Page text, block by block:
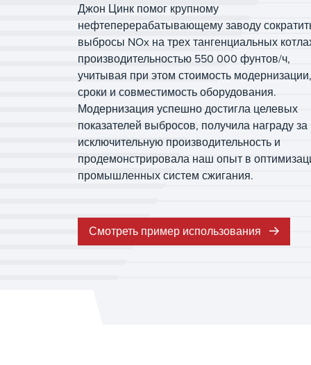
Джон Цинк помог крупному
нефтеперерабатывающему заводу
выбросы NOx на трех тангенциальных
производительностью 550 000 фунтов/ч,
учитывая при этом стоимость модернизации,
сроки и совместимость оборудования.
Модернизация успешно достигла целевых
показателей выбросов, получила награду за
исключительную производительность и
продемонстрировала наш опыт в
промышленных систем сжигания.
Смотреть пример использования